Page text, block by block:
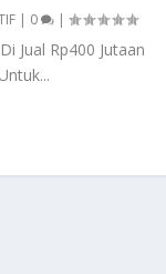
| 0 |
Jual Rp400 Jutaan